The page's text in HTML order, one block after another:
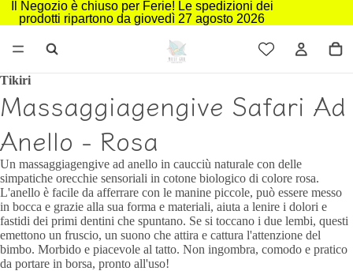
Il Negozio è chiuso per Ferie! Le spedizioni dei
prodotti ripartono da giovedì 27 agosto 2026
Tikiri
Massaggiagengive Safari Ad
Anello - Rosa
Un massaggiagengive ad anello in caucciù naturale con delle
simpatiche orecchie sensoriali in cotone biologico di colore rosa.
L'anello è facile da afferrare con le manine piccole, può essere messo
in bocca e grazie alla sua forma e materiali, aiuta a lenire i dolori e
fastidi dei primi dentini che spuntano. Se si toccano i due lembi, questi
emettono un fruscio, un suono che attira e cattura l'attenzione del
bimbo. Morbido e piacevole al tatto. Non ingombra, comodo e pratico
da portare in borsa, pronto all'uso!